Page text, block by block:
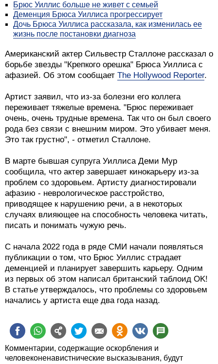
Брюс Уиллис больше не живет с семьей
Деменция Брюса Уиллиса прогрессирует
Дочь Брюса Уиллиса рассказала, как изменилась ее
жизнь после постановки диагноза
Американский актер Сильвестр Сталлоне рассказал о
борьбе звезды "Крепкого орешка" Брюса Уиллиса с
афазией. Об этом сообщает The Hollywood Reporter.
Артист заявил, что из-за болезни его коллега
переживает тяжелые времена. "Брюс переживает
очень, очень трудные времена. Так что он был своего
рода без связи с внешним миром. Это убивает меня.
Это так грустно", - отметил Сталлоне.
В марте бывшая супруга Уиллиса Деми Мур
сообщила, что актер завершает кинокарьеру из-за
проблем со здоровьем. Артисту диагностировали
афазию - неврологическое расстройство,
приводящее к нарушению речи, а в некоторых
случаях влияющее на способность человека читать,
писать и понимать чужую речь.
С начала 2022 года в ряде СМИ начали появляться
публикации о том, что Брюс Уиллис страдает
деменцией и планирует завершить карьеру. Одним
из первых об этом написал британский таблоид OK!
В статье утверждалось, что проблемы со здоровьем
начались у артиста еще два года назад.
Комментарии, содержащие оскорбления и
человеконенавистнические высказывания, будут